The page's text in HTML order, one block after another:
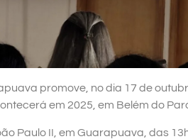
promove, no dia 17 de
em 2025, em Belém do
Paulo II, em Guarapuava, das